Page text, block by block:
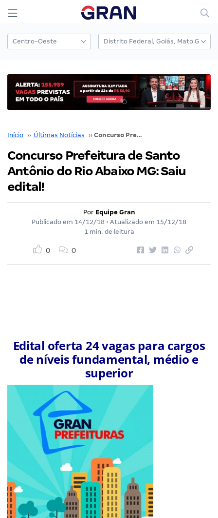
Início ›› Últimas Notícias ›› Concurso Prefeitura de Santo Antônio do Rio Abaixo MG: Saiu edital!
Concurso Prefeitura de Santo
Antônio do Rio Abaixo MG: Saiu
edital!
Por Equipe Gran
Publicado em 14/12/18 • Atualizado em 15/12/18
1 min. de leitura
0 0
Edital oferta 24 vagas para cargos
de níveis fundamental, médio e
superior